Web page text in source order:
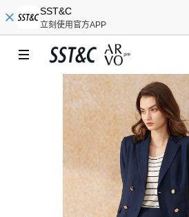
SST&C
立刻使用官方APP